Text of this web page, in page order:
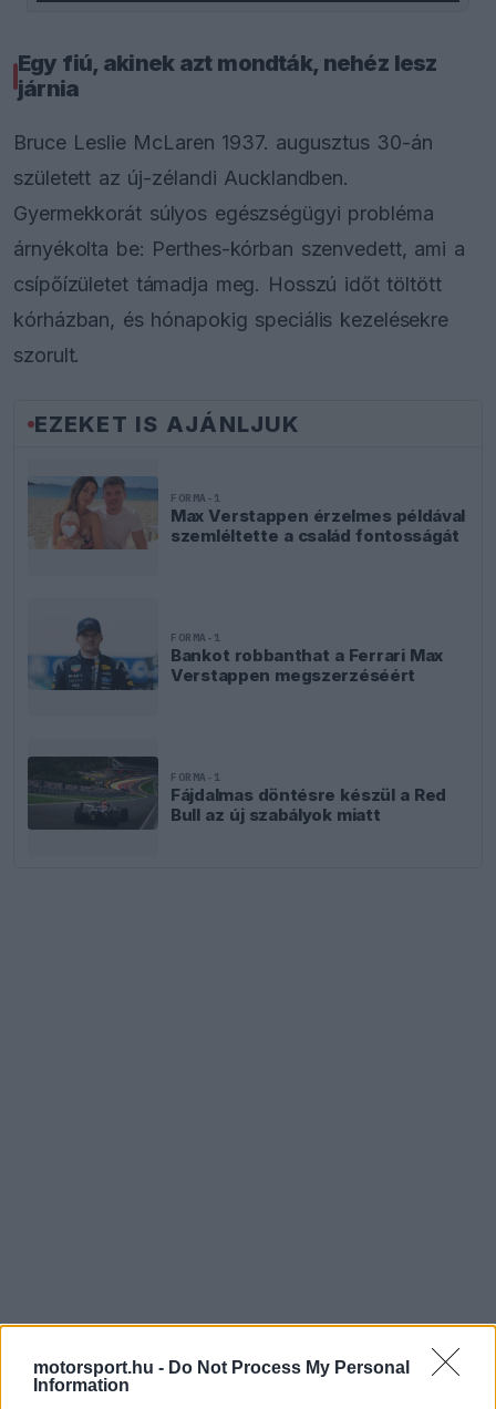
motorsport.hu - Do Not Process My Personal
Information
Egy fiú, akinek azt mondták, nehéz lesz
járnia
Bruce Leslie McLaren 1937. augusztus 30-án
született az új-zélandi Aucklandben.
Gyermekkorát súlyos egészségügyi probléma
árnyékolta be: Perthes-kórban szenvedett, ami a
csípőízületet támadja meg. Hosszú időt töltött
kórházban, és hónapokig speciális kezelésekre
szorult.
EZEKET IS AJÁNLJUK
FORMA-1
Max Verstappen érzelmes példával
szemléltette a család fontosságát
FORMA-1
Bankot robbanthat a Ferrari Max
Verstappen megszerzéséért
FORMA-1
Fájdalmas döntésre készül a Red
Bull az új szabályok miatt